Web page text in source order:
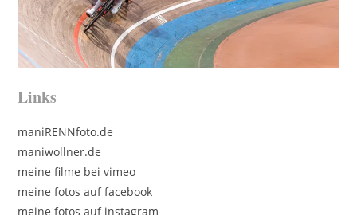
Links
maniRENNfoto.de
maniwollner.de
meine filme bei vimeo
meine fotos auf facebook
meine fotos auf instagram